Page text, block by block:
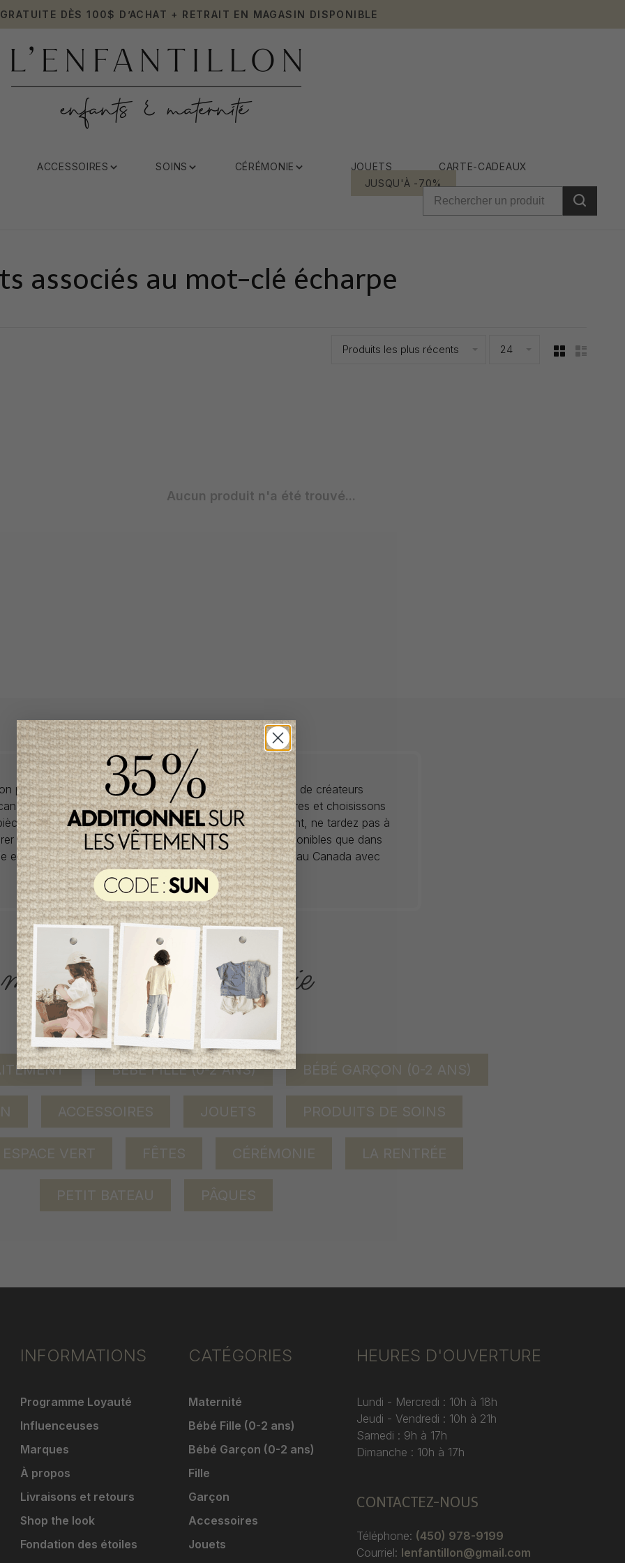
DÈS 100$ D’ACHAT + RETRAIT EN MAGASIN DISPONIBLE
ACCESSOIRES SOINS CÉRÉMONIE JOUETS
CARTE-CADEAUX
JUSQU'À -70%
associés au mot-clé écharpe
Produits les plus récents 24
Aucun produit n'a été trouvé...
propose des collections pour de vêtements pour bébés de créateurs
à prix imbattables. Nous dénichons les perles rares et choisissons
de saisons en saisons. Si un vêtement vous convient, ne tardez pas à
car la plupart du temps, les articles offerts ne sont disponibles que dans
et en un seul exemplaire. Profitez de la livraison gratuite au Canada avec
tout achat de 100$ et plus avant taxes.
ACCÈS RAPIDE
magasinez par catégorie
BÉBÉ FILLE (0-2 ANS) BÉBÉ GARÇON (0-2 ANS)
ACCESSOIRES JOUETS PRODUITS DE SOINS
ESPACE VERT FÊTES CÉRÉMONIE LA RENTRÉE
PETIT BATEAU PÂQUES
INFORMATIONS
Programme Loyauté
Influenceuses
Marques
À propos
Livraisons et retours
Shop the look
Fondation des étoiles
CATÉGORIES
Maternité
Bébé Fille (0-2 ans)
Bébé Garçon (0-2 ans)
Fille
Garçon
Accessoires
Jouets
HEURES D'OUVERTURE
Lundi - Mercredi : 10h à 18h
Jeudi - Vendredi : 10h à 21h
Samedi : 9h à 17h
Dimanche : 10h à 17h
CONTACTEZ-NOUS
Téléphone: (450) 978-9199
Courriel: lenfantillon@gmail.com